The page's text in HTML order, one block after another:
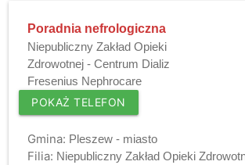
Poradnia nefrologiczna
Niepubliczny Zakład Opieki
Zdrowotnej - Centrum Dializ
Fresenius Nephrocare
POKAŻ TELEFON
Gmina: Pleszew - miasto
Filia: Niepubliczny Zakład Opieki